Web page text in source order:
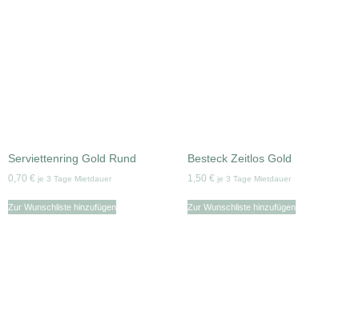
Serviettenring Gold Rund
0,70 € je 3 Tage Mietdauer
Zur Wunschliste hinzufügen
Besteck Zeitlos Gold
1,50 € je 3 Tage Mietdauer
Zur Wunschliste hinzufügen